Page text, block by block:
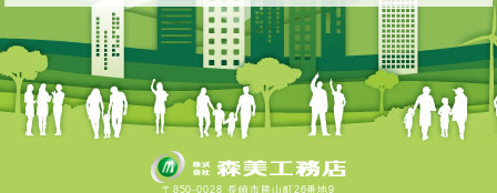
〒850-0028 長崎市勝山町26番地9